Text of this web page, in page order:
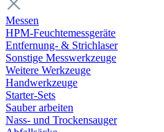
Messen
HPM-Feuchtemessgeräte
Entfernung- & Strichlaser
Sonstige Messwerkzeuge
Weitere Werkzeuge
Handwerkzeuge
Starter-Sets
Sauber arbeiten
Nass- und Trockensauger